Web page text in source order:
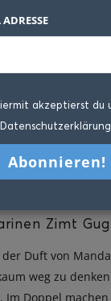
Zimt
Duft von
weg zu
Im Doppel
akzeptierst du